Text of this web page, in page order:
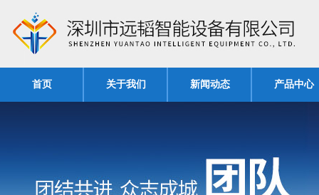
首页 关于我们 新闻动态 产品中心